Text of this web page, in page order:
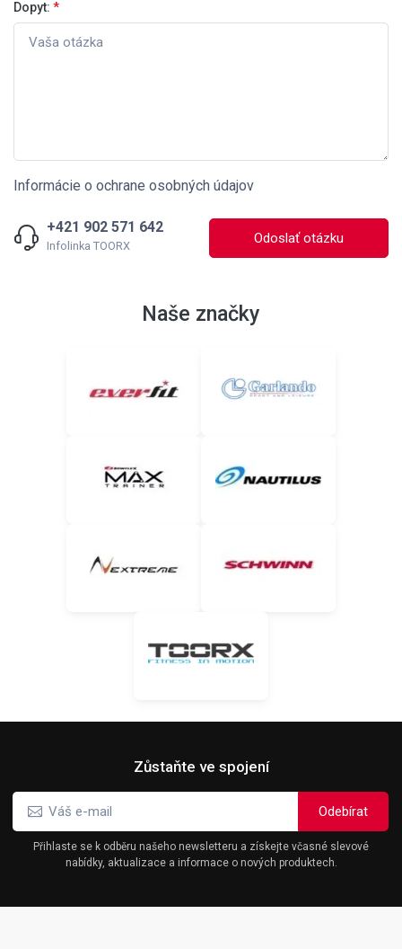
Dopyt: *
Informácie o ochrane osobných údajov
+421 902 571 642
Infolinka TOORX Odoslať otázku
Naše značky
Zůstaňte ve spojení
Přihlaste se k odběru našeho newsletteru a získejte včasné slevové
nabídky, aktualizace a informace o nových produktech.